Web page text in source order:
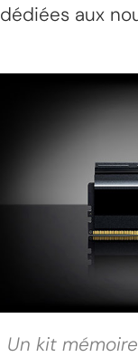
dédiées aux
Un kit